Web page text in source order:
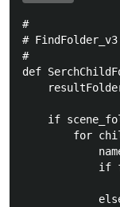
#
# FindFolder_v3
#
def
if
for
if